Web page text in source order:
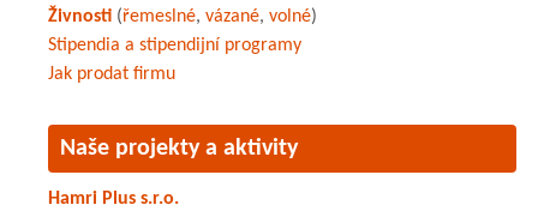
Živnosti (řemeslné, vázané, volné)
Stipendia a stipendijní programy
Jak prodat firmu
Naše projekty a aktivity
Hamri Plus s.r.o.